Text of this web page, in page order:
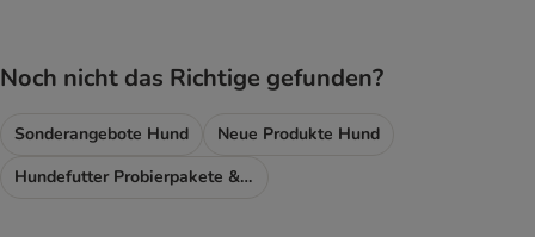
Noch nicht das Richtige gefunden?
Sonderangebote Hund
Neue Produkte Hund
Hundefutter Probierpakete & -aktionen